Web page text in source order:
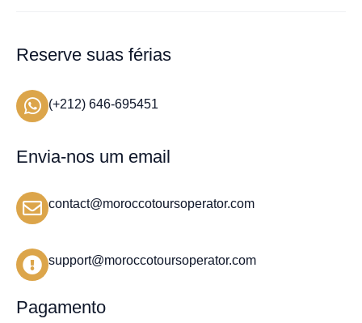
Reserve suas férias
(+212) 646-695451
Envia-nos um email
contact@moroccotoursoperator.com
support@moroccotoursoperator.com
Pagamento